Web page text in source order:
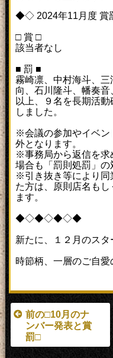
◆◇ 2024年11月度
□ 賞 □
該当者なし
■ 罰 ■
霧崎凛、中村海斗、
向、石川隆斗、幡奏
以上、９名を長期活
しました。
※会議の参加やイベン
外となります。
※事務局から返信を求
場合も「罰則処罰」の
※引き抜き等により同
た方は、原則店名も
ます。
◆◇◆◇◆◇◆
新たに、１２月のスタ
時節柄、一層のご自愛
前の□10月のナ
ンバー発表と賞
罰□